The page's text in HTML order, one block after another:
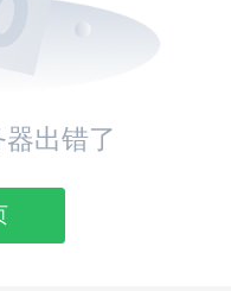
出错了